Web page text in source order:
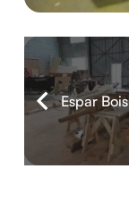
Espar Bois